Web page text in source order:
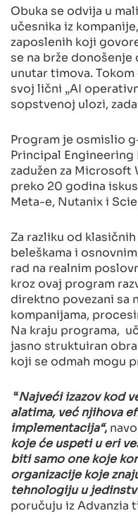
Obuka se odvija u
učesnika iz
zaposlenih koji
se na brže
unutar timova.
svoj lični „AI
sopstvenoj ulozi,
Program je osmislio
Principal
zadužen za
preko 20 godina
Meta-e, Nutanix i
Za razliku od
beleškama i
rad na realnim
kroz ovaj program
direktno povezani
kompanijama,
Na kraju programa,
jasno struktuiran
koji se odmah mogu
“Najveći izazov kod
alatima, već njihova
implementacija“,
koje će uspeti u eri
biti samo one koje
organizacije koje
tehnologiju u
poručuju iz Advanzia